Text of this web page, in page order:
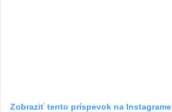
Zobraziť tento príspevok na Instagrame